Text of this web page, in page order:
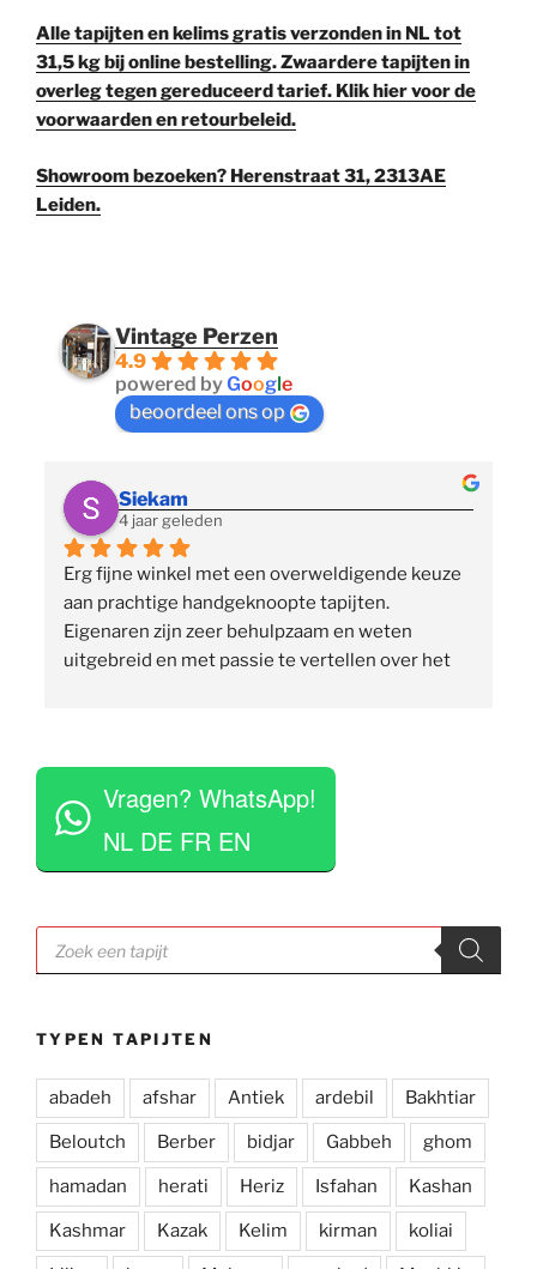
Alle tapijten en kelims gratis verzonden in NL tot
31,5 kg bij online bestelling. Zwaardere tapijten in
overleg tegen gereduceerd tarief. Klik hier voor de
voorwaarden en retourbeleid.
Showroom bezoeken? Herenstraat 31, 2313AE
Leiden.
Vintage Perzen
4.9
powered byGoogle
beoordeel ons op
Siekam
4 jaar geleden
Erg fijne winkel met een overweldigende keuze
aan prachtige handgeknoopte tapijten.
Eigenaren zijn zeer behulpzaam en weten
uitgebreid en met passie te vertellen over het
tapijten voor je uit te rollen. Tegelijkertijd niet
opdringerig en geven je rustig de tijd om je
eigen keuze te maken. Tevens erg competitieve
prijzen. Al met al een zeer positieve ervaring en
Vragen? WhatsApp!
NL DE FR EN
Producten
zoeken
TYPEN TAPIJTEN
abadeh afshar Antiek ardebil Bakhtiar
Beloutch Berber bidjar Gabbeh ghom
hamadan herati Heriz Isfahan Kashan
Kashmar Kazak Kelim kirman koliai